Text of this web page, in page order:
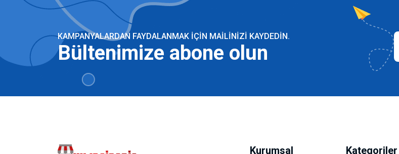
KAMPANYALARDAN FAYDALANMAK IÇIN MAILINIZI KAYDEDIN.
Bültenimize abone olun
Kurumsal Kategoriler